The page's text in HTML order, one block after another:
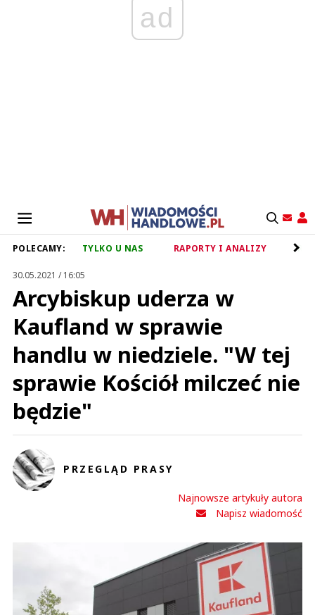
ad
POLECAMY: TYLKO U NAS RAPORTY I ANALIZY
30.05.2021 / 16:05
Arcybiskup uderza w
Kaufland w sprawie
handlu w niedziele. "W tej
sprawie Kościół milczeć nie
będzie"
PRZEGLĄD PRASY
Najnowsze artykuły autora
Napisz wiadomość